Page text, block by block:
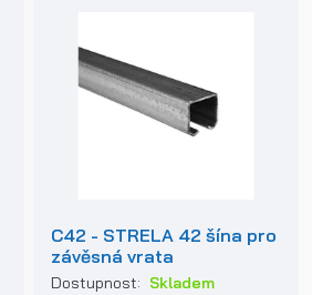
C42 - STRELA 42 šína pro
závěsná vrata
Dostupnost: Skladem